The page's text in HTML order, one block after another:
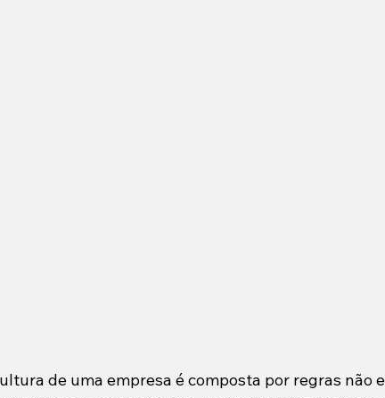
de uma empresa é composta por regras não